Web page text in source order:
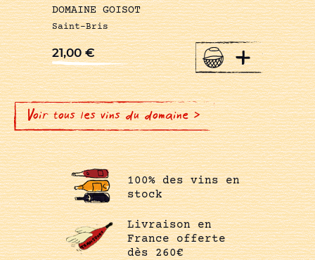
DOMAINE GOISOT
Saint-Bris
21,00€ +
Voir tous les vins du domaine >
100% des vins en
stock
Livraison en
France offerte
dès 260€